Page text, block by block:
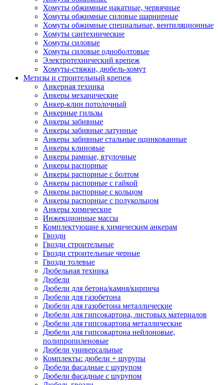
Хомуты обжимные накатные, червячные
Хомуты обжимные силовые шарнирные
Хомуты обжимные специальные, вентиляционные
Хомуты сантехнические
Хомуты силовые
Хомуты силовые одноболтовые
Электротехнический крепеж
Хомуты-стяжки, дюбель-хомут
Метизы и строительный крепеж
Анкерная техника
Анкеры механические
Анкер-клин потолочный
Анкерные гильзы
Анкеры забивные
Анкеры забивные латунные
Анкеры забивные стальные оцинкованные
Анкеры клиновые
Анкеры рамные, втулочные
Анкеры распорные
Анкеры распорные с болтом
Анкеры распорные с гайкой
Анкеры распорные с кольцом
Анкеры распорные с полукольцом
Анкеры химические
Инжекционные массы
Комплектующие к химическим анкерам
Гвозди
Гвозди строительные
Гвозди строительные черные
Гвозди толевые
Дюбельная техника
Дюбели
Дюбели для бетона/камня/кирпича
Дюбели для газобетона
Дюбели для газобетона металлические
Дюбели для гипсокартона, листовых материалов
Дюбели для гипсокартона металлические
Дюбели для гипсокартона нейлоновые,
полипропиленовые
Дюбели универсальные
Комплекты: дюбели + шурупы
Дюбели фасадные с шурупом
Дюбели фасадные с шурупом